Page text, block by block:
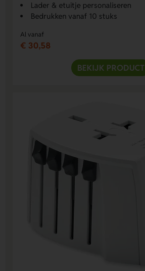
Lader & etuitje personaliseren
Bedrukken vanaf 10 stuks
Al vanaf
€ 30,58
BEKIJK PRODUCT